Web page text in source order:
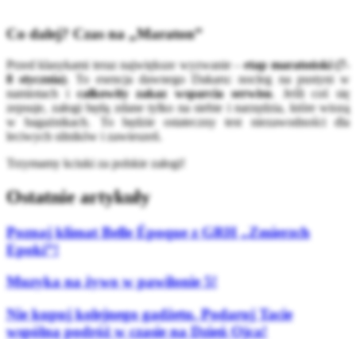
Co dalej? Czas na „Maraton”
Przed klasykami teraz największe wyzwanie –etap maratoński (7-
8 stycznia). To esencja dawnego Dakaru: nocleg na pustyni w
namiotach icałkowity zakaz wsparcia serwisu. Jeśli coś się
zepsuje, załogi będą zdane tylko na siebie i narzędzia, które wiozą
w bagażnikach. To będzie ostateczny test niezawodności dla
leciwych silników i zawieszeń.
Trzymamy kciuki za polskie załogi!
Ostatnie artykuły
Poznaj klimat Belle Époque z GRH „Zmierzch
Epoki”!
Muzyka na żywo w pawilonie 5!
Nie kupuj kolejnego gadżetu. Podaruj Tacie
wspólną podróż w czasie na Dzień Ojca!